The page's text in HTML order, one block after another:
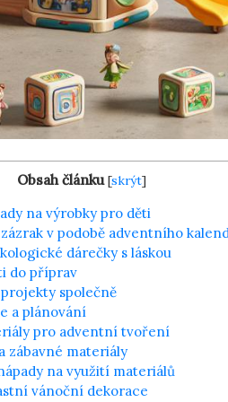
Obsah článku [skrýt]
‍na výrobky ⁤pro děti
v ⁢podobě⁣ adventního
dárečky s láskou
do příprav
‌společně
a plánování
pro adventní tvoření
zábavné⁣ materiály
na​ využití materiálů
vánoční dekorace